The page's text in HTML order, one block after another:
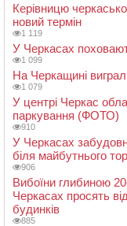
Керівницю
новий термін
1 119
У Черкасах
1 099
На Черкащині
1 079
У центрі Черкас
паркування (ФОТО)
910
У Черкасах
біля майбутнього
906
Вибоїни глибиною
Черкасах просять
будинків
885